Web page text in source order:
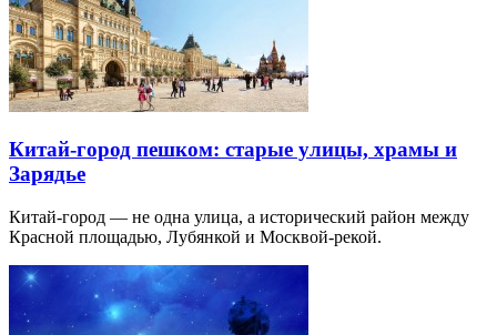
Китай-город пешком: старые улицы, храмы и
Зарядье
Китай-город — не одна улица, а исторический район между
Красной площадью, Лубянкой и Москвой-рекой.